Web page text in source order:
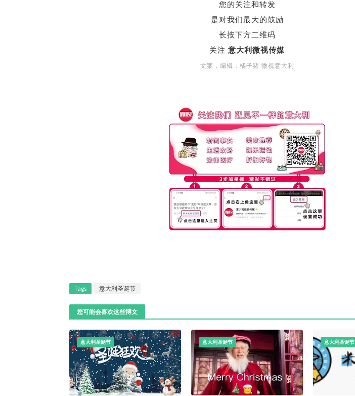
您的关注和转发
是对我们最大的鼓励
长按下方二维码
关注意大利微视传媒
文案，编辑：橘子猪 微视意大利
Tags 意大利圣诞节
您可能会喜欢这些博文
意大利圣诞节 意大利圣诞节 意大利圣诞节